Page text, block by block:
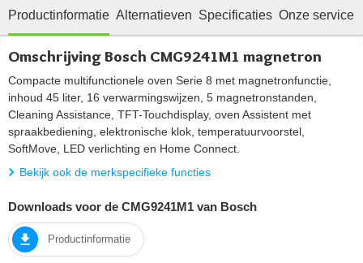
Productinformatie Alternatieven Specificaties Onze service
Omschrijving Bosch CMG9241M1 magnetron
Compacte multifunctionele oven Serie 8 met magnetronfunctie,
inhoud 45 liter, 16 verwarmingswijzen, 5 magnetronstanden,
Cleaning Assistance, TFT-Touchdisplay, oven Assistent met
spraakbediening, elektronische klok, temperatuurvoorstel,
SoftMove, LED verlichting en Home Connect.
Bekijk ook de merkspecifieke functies
Downloads voor de CMG9241M1 van Bosch
Productinformatie